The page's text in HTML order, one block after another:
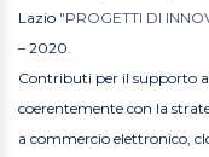
Lazio "PROGETTI DI
– 2020.
Contributi per il supporto
coerentemente con la
a commercio elettronico,